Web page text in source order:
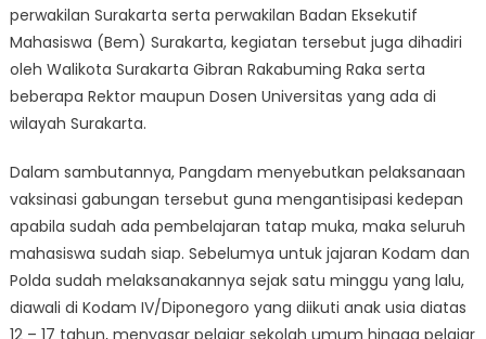
perwakilan Surakarta serta perwakilan Badan Eksekutif
Mahasiswa (Bem) Surakarta, kegiatan tersebut juga dihadiri
oleh Walikota Surakarta Gibran Rakabuming Raka serta
beberapa Rektor maupun Dosen Universitas yang ada di
wilayah Surakarta.
Dalam sambutannya, Pangdam menyebutkan pelaksanaan
vaksinasi gabungan tersebut guna mengantisipasi kedepan
apabila sudah ada pembelajaran tatap muka, maka seluruh
mahasiswa sudah siap. Sebelumya untuk jajaran Kodam dan
Polda sudah melaksanakannya sejak satu minggu yang lalu,
diawali di Kodam IV/Diponegoro yang diikuti anak usia diatas
12 – 17 tahun, menyasar pelajar sekolah umum hingga pelajar